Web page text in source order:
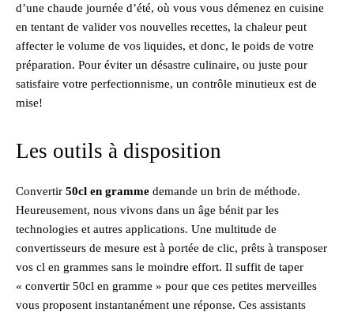
d’une chaude journée d’été, où vous vous démenez en cuisine
en tentant de valider vos nouvelles recettes, la chaleur peut
affecter le volume de vos liquides, et donc, le poids de votre
préparation. Pour éviter un désastre culinaire, ou juste pour
satisfaire votre perfectionnisme, un contrôle minutieux est de
mise!
Les outils à disposition
Convertir 50cl en gramme demande un brin de méthode.
Heureusement, nous vivons dans un âge bénit par les
technologies et autres applications. Une multitude de
convertisseurs de mesure est à portée de clic, prêts à transposer
vos cl en grammes sans le moindre effort. Il suffit de taper
« convertir 50cl en gramme » pour que ces petites merveilles
vous proposent instantanément une réponse. Ces assistants